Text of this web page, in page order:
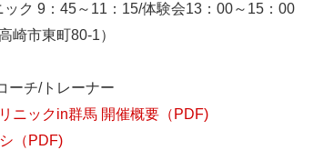
9：45～11：15/体験会13：00～15：00
市東町80-1）
チ/トレーナー
ニックin群馬 開催概要（PDF)
（PDF)